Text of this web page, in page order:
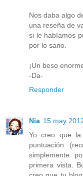
Nos daba algo
una reseña de
si le habíamos
por lo sano.
¡Un beso
-Da-
Responder
Nia 15 may
Yo creo que
puntuación
simplemente
primera vista.